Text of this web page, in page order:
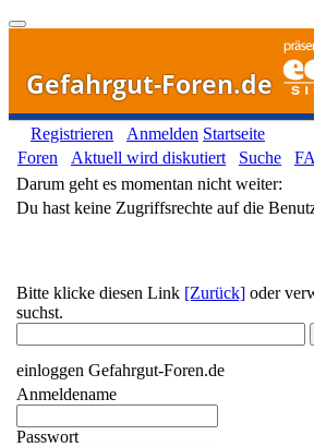
Gefahrgut-Foren.de
Registrieren Anmelden Startseite
Foren
Aktuell wird diskutiert Suche
Darum geht es momentan nicht weiter:
Du hast keine Zugriffsrechte auf die
Bitte klicke diesen Link [Zurück] oder
suchst.
einloggen Gefahrgut-Foren.de
Anmeldename
Passwort